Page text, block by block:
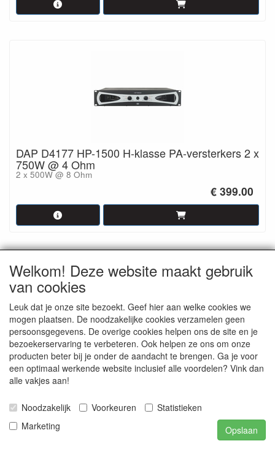
DAP D4177 HP-1500 H-klasse PA-versterkers 2 x
750W @ 4 Ohm
2 x 500W @ 8 Ohm
€ 399.00
DAP D4176 HP-900 AB-klasse PA-versterkers 2
x 450W @ 4 Ohm
2 x 350W @ 8 Ohm
Welkom! Deze website maakt gebruik
van cookies
Leuk dat je onze site bezoekt. Geef hier aan welke cookies we
mogen plaatsen. De noodzakelijke cookies verzamelen geen
persoonsgegevens. De overige cookies helpen ons de site en je
bezoekerservaring te verbeteren. Ook helpen ze ons om onze
producten beter bij je onder de aandacht te brengen. Ga je voor
een optimaal werkende website inclusief alle voordelen? Vink dan
alle vakjes aan!
Noodzakelijk Voorkeuren
Statistieken
Marketing
Opslaan